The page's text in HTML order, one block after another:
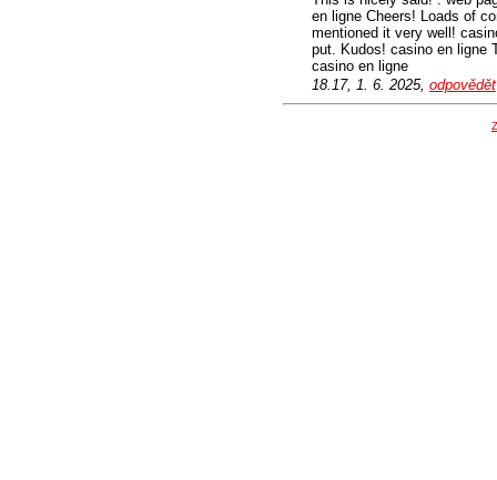
en ligne Cheers! Loads of
mentioned it very well!
put. Kudos! casino en ligne
casino en ligne
18.17, 1. 6. 2025, odpovědět